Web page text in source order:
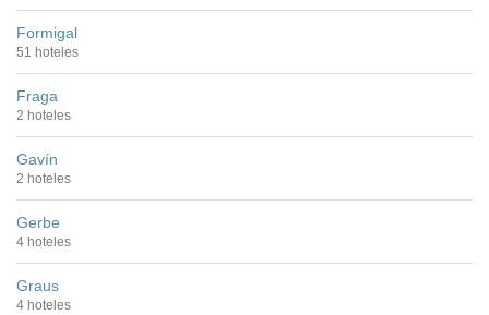
Formigal
51 hoteles
Fraga
2 hoteles
Gavín
2 hoteles
Gerbe
4 hoteles
Graus
4 hoteles